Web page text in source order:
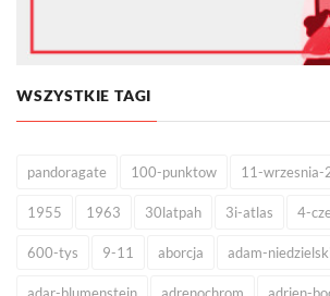
WSZYSTKIE TAGI
pandoragate 100-punktow 11-wrzesnia-
1955 1963 30latpah 3i-atlas 4-
600-tys 9-11 aborcja adam-